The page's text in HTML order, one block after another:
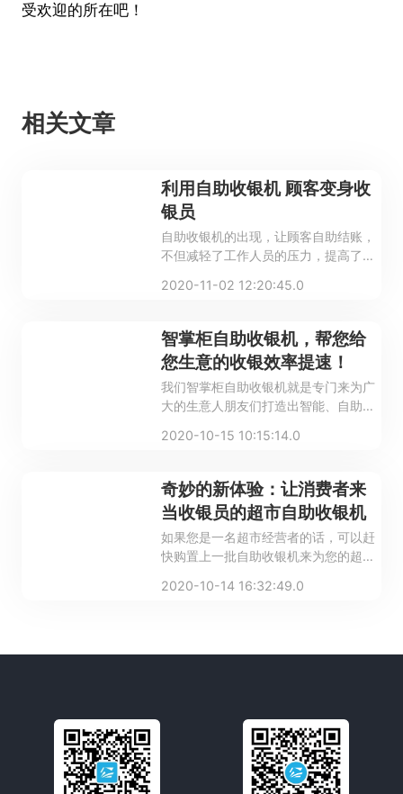
受欢迎的所在吧！
相关文章
利用自助收银机 顾客变身收
银员
自助收银机的出现，让顾客自助结账，
不但减轻了工作人员的压力，提高了商
本和人力成本，值得提醒的是：商家在
适合自己的，正规商家的产品，这样才
能用起来得心应手。
2020-11-02 12:20:45.0
智掌柜自助收银机，帮您给
您生意的收银效率提速！
我们智掌柜自助收银机就是专门来为广
大的生意人朋友们打造出智能、自助的
店提供一个清晰地整体解决方案的，帮
的客户减少排队时间，并且还可以采集
零售大数据，并且对采集的数据进行分
析，来为您的门店、供应商等提供多种
多样的、定制化的增值服务。
2020-10-15 10:15:14.0
奇妙的新体验：让消费者来
当收银员的超市自助收银机
如果您是一名超市经营者的话，可以赶
快购置上一批自助收银机来为您的超市
营的更加的红火，让您超市的消费者们
2020-10-14 16:32:49.0